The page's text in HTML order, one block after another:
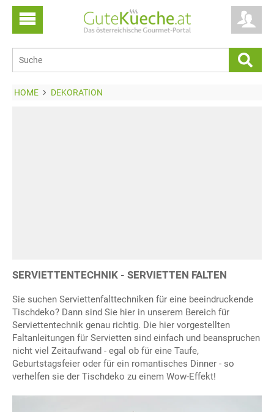
HOME DEKORATION
SERVIETTENTECHNIK - SERVIETTEN FALTEN
Sie suchen Serviettenfalttechniken für eine beeindruckende
Tischdeko? Dann sind Sie hier in unserem Bereich für
Serviettentechnik genau richtig. Die hier vorgestellten
Faltanleitungen für Servietten sind einfach und beanspruchen
nicht viel Zeitaufwand - egal ob für eine Taufe,
Geburtstagsfeier oder für ein romantisches Dinner - so
verhelfen sie der Tischdeko zu einem Wow-Effekt!